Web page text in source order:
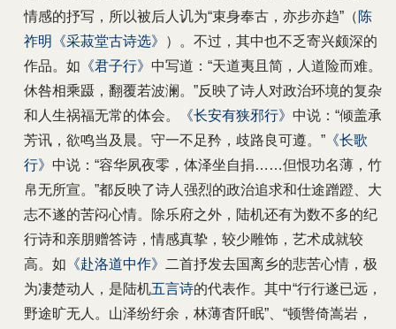
情感的抒写，所以被后人讥为“束身奉古，亦步亦趋”（ 陈
祚明
《采菽堂古诗选》
）。不过，其中也不乏寄兴颇深的
作品。如 《君子行》 中写道：“天道夷且简，人道险而难。
休咎相乘蹑，翻覆若波澜。”反映了诗人对政治环境的复杂
和人生祸福无常的体会。
《长安有狭邪行》 中说：“倾盖承
芳讯，欲鸣当及晨。守一不足矜，歧路良可遵。” 《长歌
行》 中说：“容华夙夜零，体泽坐自捐……但恨功名薄，竹
帛无所宣。”都反映了诗人强烈的政治追求和仕途蹭蹬、大
志不遂的苦闷心情。除乐府之外，陆机还有为数不多的纪
行诗和亲朋赠答诗，情感真挚，较少雕饰，艺术成就较
高。如 《赴洛道中作》
二首抒发去国离乡的悲苦心情，极
为凄楚动人，是陆机五言诗的代表作。其中“行行遂已远，
野途旷无人。山泽纷纡余，林薄杳阡眠”、“顿辔倚嵩岩，